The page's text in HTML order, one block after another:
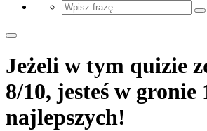
Jeżeli w tym quizie
8/10, jesteś w gronie
najlepszych!